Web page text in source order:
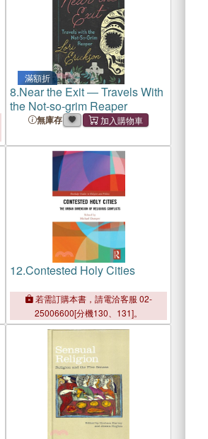
滿額折
8.Near the Exit ― Travels With
the Not-so-grim Reaper
無庫存
12.Contested Holy Cities
若需訂購本書，請電洽客服 02-
25006600[分機130、131]。